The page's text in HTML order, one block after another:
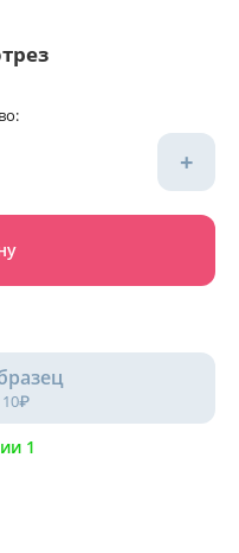
+
10₽
1